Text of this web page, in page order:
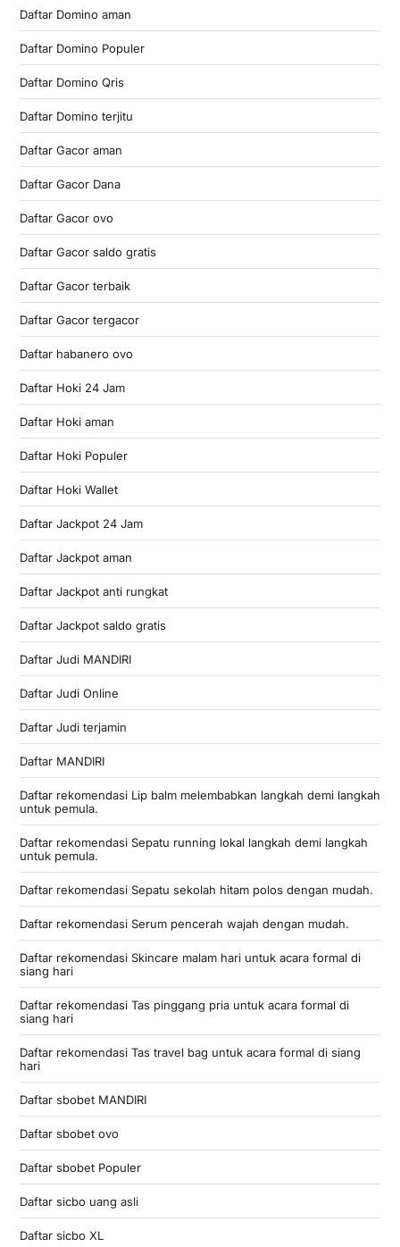
Daftar Domino aman
Daftar Domino Populer
Daftar Domino Qris
Daftar Domino terjitu
Daftar Gacor aman
Daftar Gacor Dana
Daftar Gacor ovo
Daftar Gacor saldo gratis
Daftar Gacor terbaik
Daftar Gacor tergacor
Daftar habanero ovo
Daftar Hoki 24 Jam
Daftar Hoki aman
Daftar Hoki Populer
Daftar Hoki Wallet
Daftar Jackpot 24 Jam
Daftar Jackpot aman
Daftar Jackpot anti rungkat
Daftar Jackpot saldo gratis
Daftar Judi MANDIRI
Daftar Judi Online
Daftar Judi terjamin
Daftar MANDIRI
Daftar rekomendasi Lip balm melembabkan langkah demi langkah
untuk pemula.
Daftar rekomendasi Sepatu running lokal langkah demi langkah
untuk pemula.
Daftar rekomendasi Sepatu sekolah hitam polos dengan mudah.
Daftar rekomendasi Serum pencerah wajah dengan mudah.
Daftar rekomendasi Skincare malam hari untuk acara formal di
siang hari
Daftar rekomendasi Tas pinggang pria untuk acara formal di
siang hari
Daftar rekomendasi Tas travel bag untuk acara formal di siang
hari
Daftar sbobet MANDIRI
Daftar sbobet ovo
Daftar sbobet Populer
Daftar sicbo uang asli
Daftar sicbo XL